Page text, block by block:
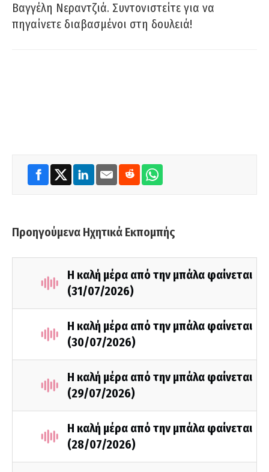
Βαγγέλη Νεραντζιά. Συντονιστείτε για να
πηγαίνετε διαβασμένοι στη δουλειά!
Προηγούμενα Ηχητικά Εκπομπής
Η καλή μέρα από την μπάλα φαίνεται
(31/07/2026)
Η καλή μέρα από την μπάλα φαίνεται
(30/07/2026)
Η καλή μέρα από την μπάλα φαίνεται
(29/07/2026)
Η καλή μέρα από την μπάλα φαίνεται
(28/07/2026)